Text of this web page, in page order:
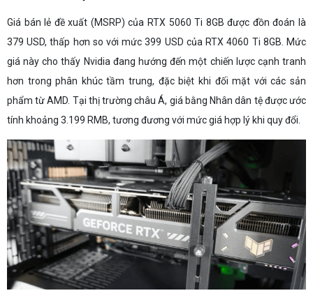
Giá bán lẻ đề xuất (MSRP) của RTX 5060 Ti 8GB được đồn đoán là
379 USD, thấp hơn so với mức 399 USD của RTX 4060 Ti 8GB. Mức
giá này cho thấy Nvidia đang hướng đến một chiến lược cạnh tranh
hơn trong phân khúc tầm trung, đặc biệt khi đối mặt với các sản
phẩm từ AMD. Tại thị trường châu Á, giá bằng Nhân dân tệ được ước
tính khoảng 3.199 RMB, tương đương với mức giá hợp lý khi quy đổi.